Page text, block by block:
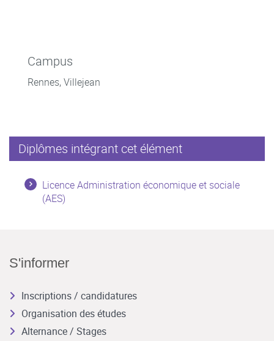
Campus
Rennes, Villejean
Diplômes intégrant cet élément
Licence Administration économique et sociale
(AES)
S'informer
Inscriptions / candidatures
Organisation des études
Alternance / Stages